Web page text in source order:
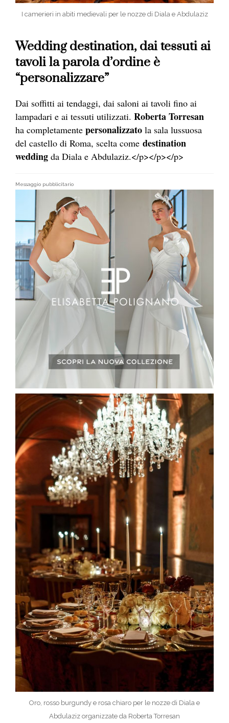
I camerieri in abiti medievali per le nozze di Diala e Abdulaziz
Wedding destination, dai tessuti ai
tavoli la parola d’ordine è
“personalizzare”
Dai soffitti ai tendaggi, dai saloni ai tavoli fino ai
lampadari e ai tessuti utilizzati. Roberta Torresan
ha completamente personalizzato la sala lussuosa
del castello di Roma, scelta come destination
wedding da Diala e Abdulaziz.</p></p></p>
Messaggio pubblicitario
Oro, rosso burgundy e rosa chiaro per le nozze di Diala e
Abdulaziz organizzate da Roberta Torresan